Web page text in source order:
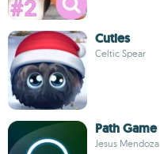
Cuties
Celtic Spear
Path Game
Jesus Mendoza